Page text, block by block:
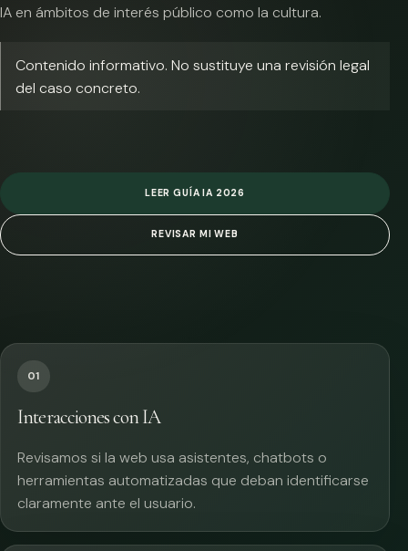
IA en ámbitos de interés público como la cultura.
Contenido informativo. No sustituye una revisión legal
del caso concreto.
LEER GUÍA IA 2026
REVISAR MI WEB
01
Interacciones con IA
Revisamos si la web usa asistentes, chatbots o
herramientas automatizadas que deban identificarse
claramente ante el usuario.